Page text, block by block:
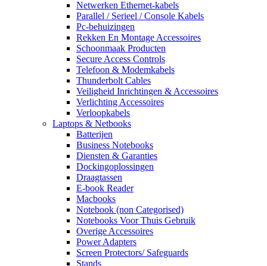
Netwerken Ethernet-kabels
Parallel / Serieel / Console Kabels
Pc-behuizingen
Rekken En Montage Accessoires
Schoonmaak Producten
Secure Access Controls
Telefoon & Modemkabels
Thunderbolt Cables
Veiligheid Inrichtingen & Accessoires
Verlichting Accessoires
Verloopkabels
Laptops & Netbooks
Batterijen
Business Notebooks
Diensten & Garanties
Dockingoplossingen
Draagtassen
E-book Reader
Macbooks
Notebook (non Categorised)
Notebooks Voor Thuis Gebruik
Overige Accessoires
Power Adapters
Screen Protectors/ Safeguards
Stands